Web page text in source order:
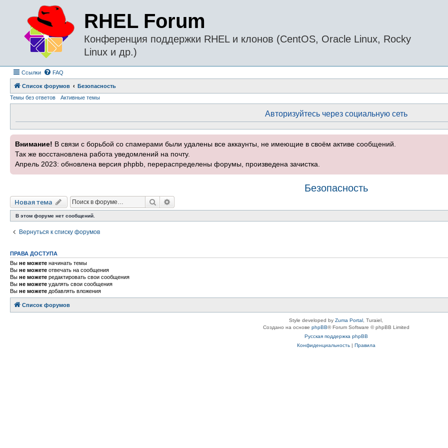
RHEL Forum
Конференция поддержки RHEL и клонов (CentOS, Oracle Linux, Rocky
Linux и др.)
Ссылки FAQ
Список форумов
Безопасность
Темы без ответов
Активные темы
Авторизуйтесь через социальную сеть
Внимание! В связи с борьбой со спамерами были удалены все аккаунты, не имеющие в своём активе сообщений.
Так же восстановлена работа уведомлений на почту.
Апрель 2023: обновлена версия phpbb, перераспределены форумы, произведена зачистка.
Безопасность
Новая тема Поиск
В этом форуме нет сообщений.
Вернуться к списку форумов
ПРАВА ДОСТУПА
Вы не можете начинать темы
Вы не можете отвечать на сообщения
Вы не можете редактировать свои сообщения
Вы не можете удалять свои сообщения
Вы не можете добавлять вложения
Список форумов
Style developed by Zuma Portal , Turaiel,
Создано на основе phpBB® Forum Software © phpBB Limited
Русская поддержка phpBB
Конфиденциальность| Правила